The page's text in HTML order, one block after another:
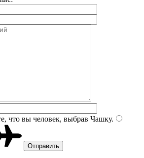
что вы человек, выбрав Чашку.